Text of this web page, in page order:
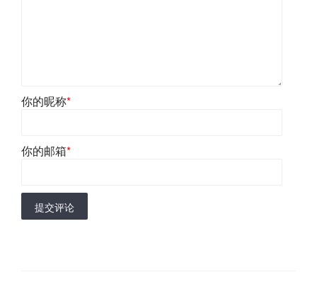
你的昵称*
你的邮箱*
提交评论